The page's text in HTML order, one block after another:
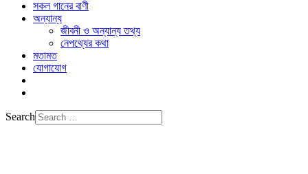
সকল গানের বাণী
অন্যান্য
জীবনী ও অন্যান্য তথ্য
নেপথ্যের কথা
মতামত
যোগাযোগ
Search